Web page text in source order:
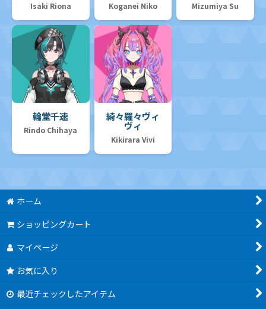
Isaki Riona Koganei Niko Mizumiya Su
輪堂千速
Rindo Chihaya
綺々羅々ヴィ
ヴィ
Kikirara Vivi
ホーム
ショッピングカート
マイページ
お気に入り
最近チェックしたアイテム